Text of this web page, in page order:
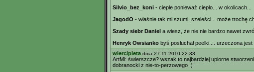
Silvio_bez_koni - ciepłe ponieważ ciepło... w okolicach...
JagodO - właśnie tak mi szumi, szeleści... może trochę
Szady siebr Daniel a wiesz, że nie nie bardzo nawet
Henryk Owsianko byś posłuchał peelki.... urzeczona jest
wiercipieta dnia 27.11.2010 22:38
ArtMi: świerszcze? wszak to najbardziej upiorne
dobranocki z nie-to-perzowego :)